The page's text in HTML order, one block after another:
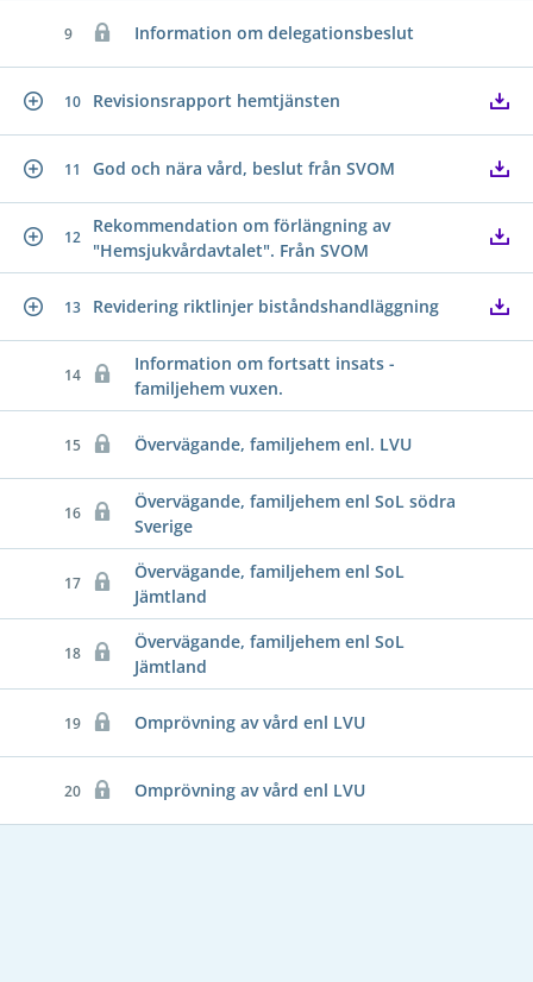
9 Information om delegationsbeslut
10 Revisionsrapport hemtjänsten
11 God och nära vård, beslut från SVOM
12
Rekommendation om förlängning av
"Hemsjukvårdavtalet". Från SVOM
13 Revidering riktlinjer biståndshandläggning
14
Information om fortsatt insats -
familjehem vuxen.
15 Övervägande, familjehem enl. LVU
16
Övervägande, familjehem enl SoL södra
Sverige
17
Övervägande, familjehem enl SoL
Jämtland
18
Övervägande, familjehem enl SoL
Jämtland
19 Omprövning av vård enl LVU
20 Omprövning av vård enl LVU